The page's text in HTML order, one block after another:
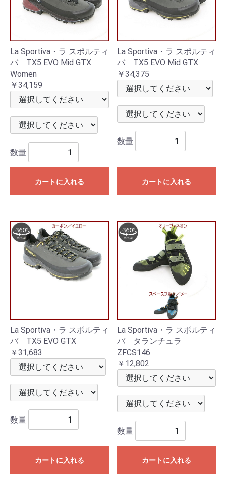
La Sportiva・ラ スポルティ
バ TX5 EVO Mid GTX
Women
￥34,159
数量
カートに入れる
La Sportiva・ラ スポルティ
バ TX5 EVO Mid GTX
￥34,375
数量
カートに入れる
La Sportiva・ラ スポルティ
バ TX5 EVO GTX
￥31,683
数量
カートに入れる
La Sportiva・ラ スポルティ
バ タランチュラ
ZFCS146
￥12,802
数量
カートに入れる